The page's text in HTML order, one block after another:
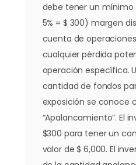
debe tener un mínimo
5% = $ 300) margen
cuenta de
cualquier pérdida
operación específica.
cantidad de fondos
exposición se conoce
“Apalancamiento”. El
$300 para tener un
valor de $ 6,000. El